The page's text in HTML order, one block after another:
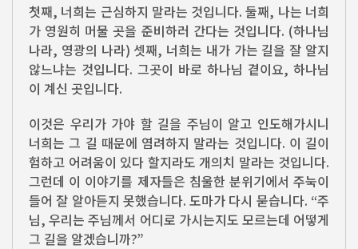
첫째, 너희는 근심하지 말라는 것입니다. 둘째, 나는 너희
가 영원히 머물 곳을 준비하러 간다는 것입니다. (하나님
나라, 영광의 나라) 셋째, 너희는 내가 가는 길을 잘 알지
않느냐는 것입니다. 그곳이 바로 하나님 곁이요, 하나님
이 계신 곳입니다.
이것은 우리가 가야 할 길을 주님이 알고 인도해가시니
너희는 그 길 때문에 염려하지 말라는 것입니다. 이 길이
험하고 어려움이 있다 할지라도 개의치 말라는 것입니다.
그런데 이 이야기를 제자들은 침울한 분위기에서 주눅이
들어 잘 알아듣지 못했습니다. 도마가 다시 묻습니다. “주
님, 우리는 주님께서 어디로 가시는지도 모르는데 어떻게
그 길을 알겠습니까?”